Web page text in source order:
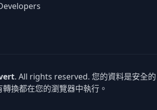
. All rights reserved. 您的資料是安全的
轉換都在您的瀏覽器中執行。